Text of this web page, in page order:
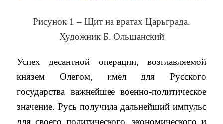
Рисунок 1 – Щит на вратах Царьграда.
Художник Б. Ольшанский
Успех десантной операции, возглавляемой
князем Олегом, имел для Русского
государства важнейшее военно-политическое
значение. Русь получила дальнейший импульс
для своего политического, экономического и